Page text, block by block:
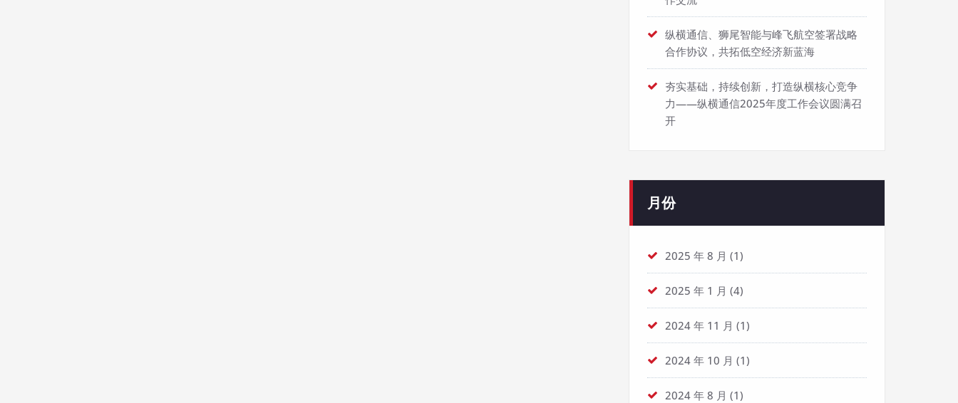
纵横通信、狮尾智能与峰飞航空签署战略
合作协议，共拓低空经济新蓝海
夯实基础，持续创新，打造纵横核心竞争
力——纵横通信2025年度工作会议圆满召
开
月份
2025 年 8 月 (1)
2025 年 1 月 (4)
2024 年 11 月 (1)
2024 年 10 月 (1)
2024 年 8 月 (1)